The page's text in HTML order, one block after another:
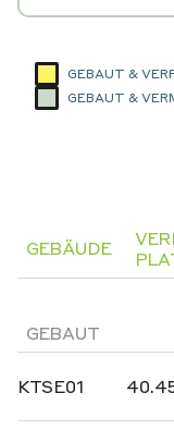
GEBAUT &
GEBAUT &
GEBÄUDE
GEBAUT
KTSE01